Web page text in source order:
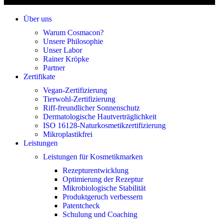
Über uns
Warum Cosmacon?
Unsere Philosophie
Unser Labor
Rainer Kröpke
Partner
Zertifikate
Vegan-Zertifizierung
Tierwohl-Zertifizierung
Riff-freundlicher Sonnenschutz
Dermatologische Hautverträglichkeit
ISO 16128-Naturkosmetikzertifizierung
Mikroplastikfrei
Leistungen
Leistungen für Kosmetikmarken
Rezepturentwicklung
Optimierung der Rezeptur
Mikrobiologische Stabilität
Produktgeruch verbessern
Patentcheck
Schulung und Coaching